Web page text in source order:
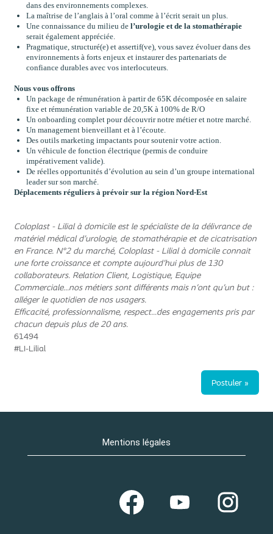
dans des environnements complexes.
La maîtrise de l’anglais à l’oral comme à l’écrit serait un plus.
Une connaissance du milieu de l’urologie et de la stomathérapie
serait également appréciée.
Pragmatique, structuré(e) et assertif(ve), vous savez évoluer dans des
environnements à forts enjeux et instaurer des partenariats de
confiance durables avec vos interlocuteurs.
Nous vous offrons
Un package de rémunération à partir de 65K décomposée en salaire
fixe et rémunération variable de 20,5K à 100% de R/O
Un onboarding complet pour découvrir notre métier et notre marché.
Un management bienveillant et à l’écoute.
Des outils marketing impactants pour soutenir votre action.
Un véhicule de fonction électrique (permis de conduire
impérativement valide).
De réelles opportunités d’évolution au sein d’un groupe international
leader sur son marché.
Déplacements réguliers à prévoir sur la région Nord-Est
Coloplast - Lilial à domicile est le spécialiste de la délivrance de
matériel médical d’urologie, de stomathérapie et de cicatrisation
en France. N°2 du marché, Coloplast - Lilial à domicile connait
une forte croissance et compte aujourd’hui plus de 130
collaborateurs. Relation Client, Logistique, Equipe
Commerciale...nos métiers sont différents mais n'ont qu'un but :
alléger le quotidien de nos usagers.
Efficacité, professionnalisme, respect...des engagements pris par
chacun depuis plus de 20 ans.
61494
#LI-Lilial
Postuler »
Mentions légales
o
o